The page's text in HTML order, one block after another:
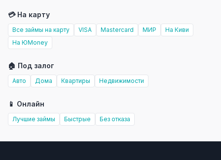
💳 На карту
Все займы на карту VISA Mastercard МИР
На Киви
На ЮMoney
🏠 Под залог
Авто Дома Квартиры Недвижимости
📱 Онлайн
Лучшие займы Быстрые Без отказа